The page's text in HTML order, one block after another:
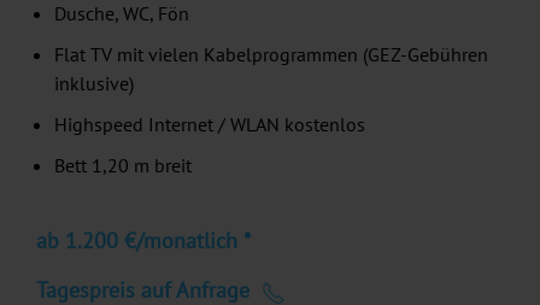
Dusche, WC, Fön
Flat TV mit vielen Kabelprogrammen (GEZ-Gebühren
inklusive)
Highspeed Internet / WLAN kostenlos
Bett 1,20 m breit
ab 1.200 €/monatlich *
Tagespreis auf Anfrage